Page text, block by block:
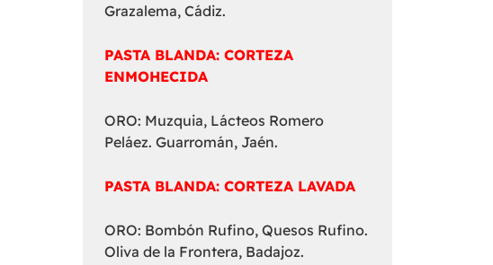
Grazalema, Cádiz.
PASTA BLANDA: CORTEZA
ENMOHECIDA
ORO: Muzquia, Lácteos Romero
Peláez. Guarromán, Jaén.
PASTA BLANDA: CORTEZA LAVADA
ORO: Bombón Rufino, Quesos Rufino.
Oliva de la Frontera, Badajoz.